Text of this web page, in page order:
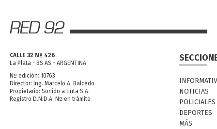
CALLE 32 Nº 426
La Plata - BS AS - ARGENTINA
Nº edición: 10763
Director: Ing. Marcelo A. Balcedo
Propietario: Sonido a tinta S.A.
Registro D.N.D.A. Nº en trámite
NOTICIAS
POLICIALES
DEPORTES
MÁS